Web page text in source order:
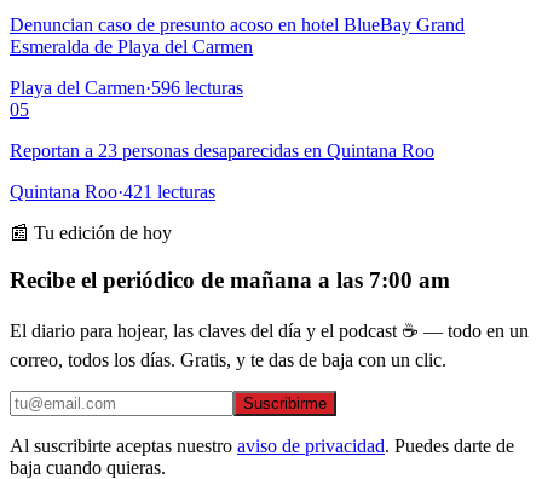
Denuncian caso de presunto acoso en hotel BlueBay Grand
Esmeralda de Playa del Carmen
Playa del Carmen·596 lecturas
05
Reportan a 23 personas desaparecidas en Quintana Roo
Quintana Roo·421 lecturas
📰 Tu edición de hoy
Recibe el periódico de mañana a las 7:00 am
El diario para hojear, las claves del día y el podcast ☕ — todo en un
correo, todos los días. Gratis, y te das de baja con un clic.
Suscribirme
Al suscribirte aceptas nuestro aviso de privacidad. Puedes darte de
baja cuando quieras.